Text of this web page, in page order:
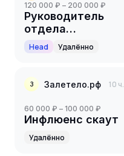
120 000 ₽ – 200 000 ₽
Руководитель
отдела
маркетинга
Head Удалённо
З Залетело.рф 10 ч.
60 000 ₽ – 100 000 ₽
Инфлюенс скаут
Удалённо